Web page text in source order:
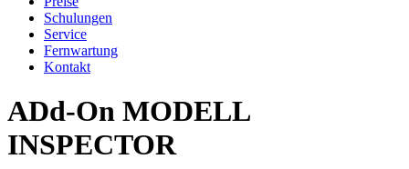
Schulungen
Service
Fernwartung
Kontakt
ADd-On MODELL
INSPECTOR